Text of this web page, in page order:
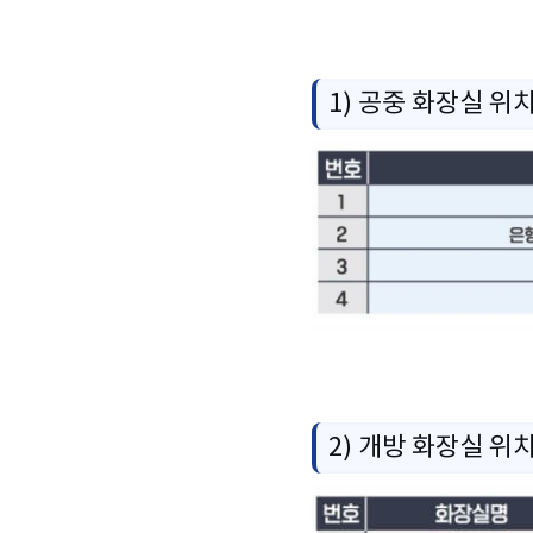
1) 공중 화장실 위
2) 개방 화장실 위